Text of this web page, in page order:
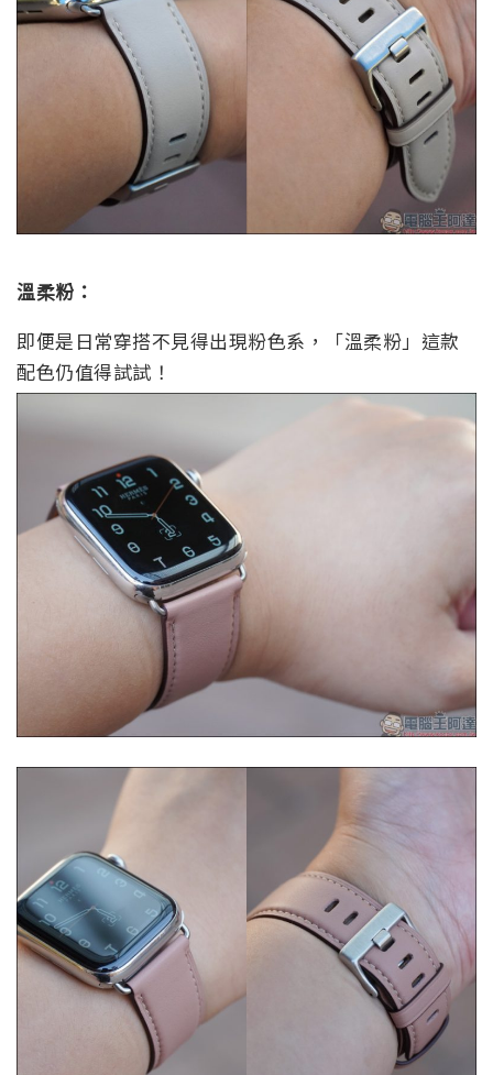
溫柔粉：
即便是日常穿搭不見得出現粉色系，「溫柔粉」這款
配色仍值得試試！